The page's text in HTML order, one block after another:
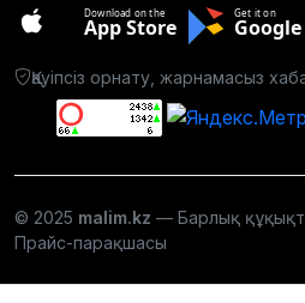
Download on the
App Store
Get it on
Қауіпсіз орнату, жарнамасыз
© 2025 malim.kz — Барлық
Прайс-парақшасы